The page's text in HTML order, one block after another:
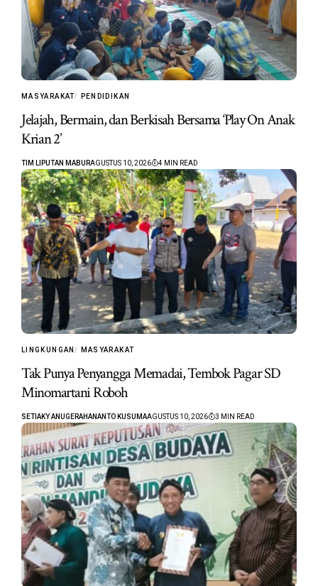
MASYARAKAT PENDIDIKAN
Jelajah, Bermain, dan Berkisah Bersama ‘Play On Anak
Krian 2’
TIM LIPUTAN MABURAGUSTUS 10, 2026 4 MIN READ
LINGKUNGAN MASYARAKAT
Tak Punya Penyangga Memadai, Tembok Pagar SD
Minomartani Roboh
SETIAKY ANUGERAHANANTO KUSUMAAGUSTUS 10, 2026 3 MIN READ